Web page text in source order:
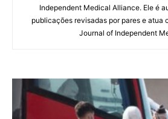
Independent Medical Alliance. Ele é
publicações revisadas por pares e atua
Journal of Independent